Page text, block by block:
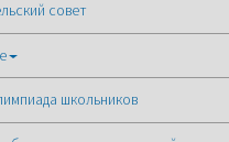
совет
школьников